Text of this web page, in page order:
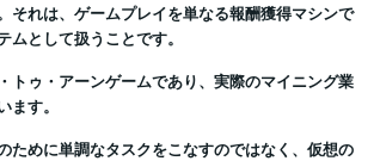
それは、ゲームプレイを単なる報酬獲得マシンで
ムとして扱うことです。
トゥ・アーンゲームであり、実際のマイニング業
ます。
ために単調なタスクをこなすのではなく、仮想の